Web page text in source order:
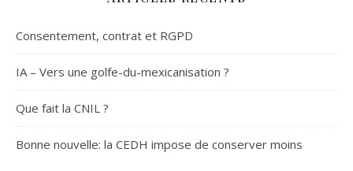
Consentement, contrat et RGPD
IA – Vers une golfe-du-mexicanisation ?
Que fait la CNIL ?
Bonne nouvelle: la CEDH impose de conserver moins